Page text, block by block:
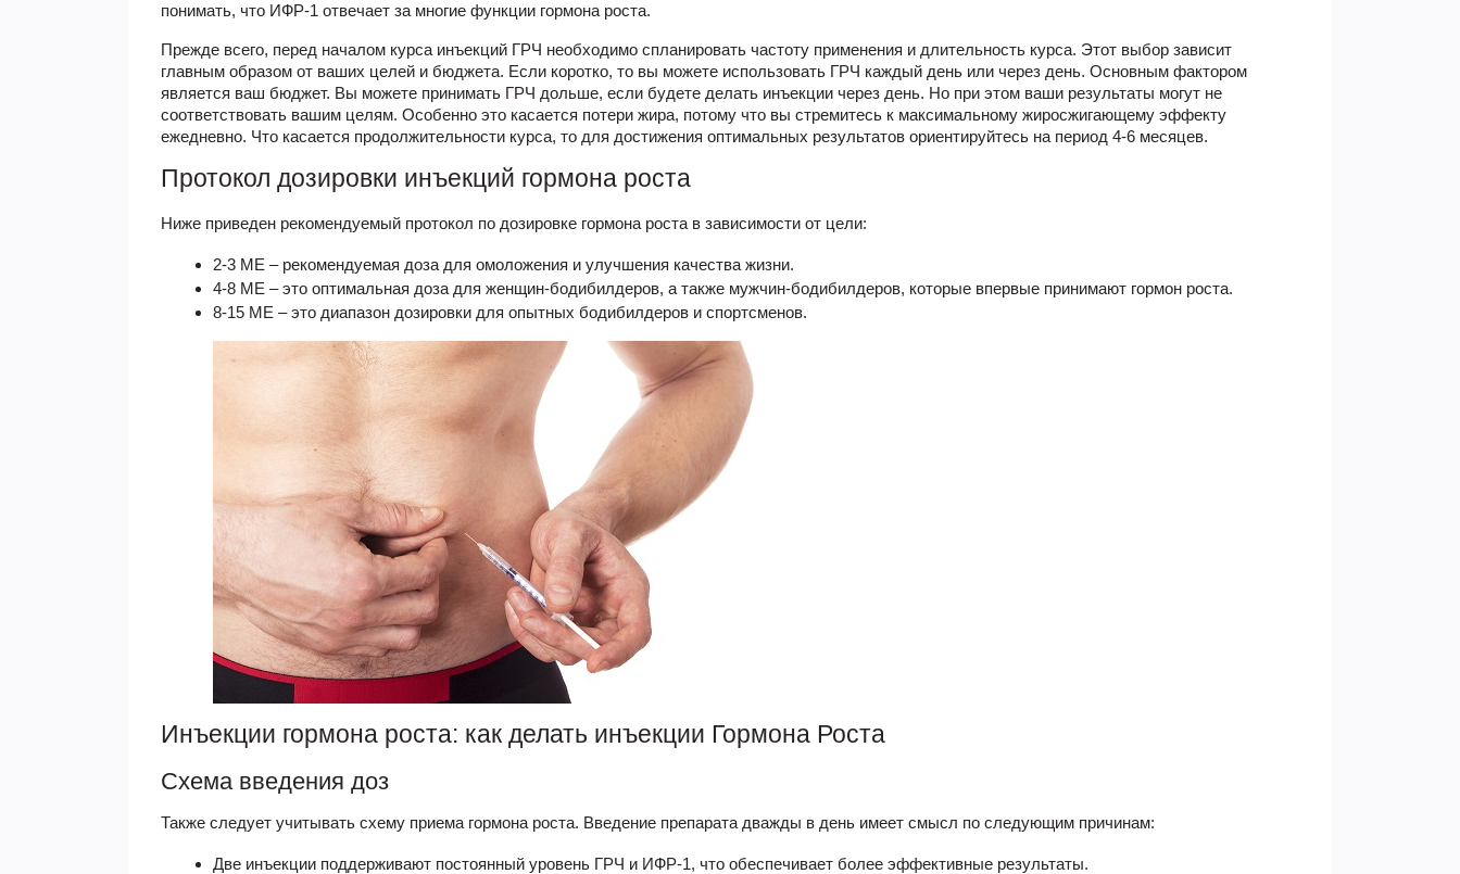
понимать, что ИФР-1 отвечает за многие функции гормона роста.
Прежде всего, перед началом курса инъекций ГРЧ необходимо спланировать частоту применения и длительность курса. Этот выбор зависит
главным образом от ваших целей и бюджета. Если коротко, то вы можете использовать ГРЧ каждый день или через день. Основным фактором
является ваш бюджет. Вы можете принимать ГРЧ дольше, если будете делать инъекции через день. Но при этом ваши результаты могут не
соответствовать вашим целям. Особенно это касается потери жира, потому что вы стремитесь к максимальному жиросжигающему эффекту
ежедневно. Что касается продолжительности курса, то для достижения оптимальных результатов ориентируйтесь на период 4-6 месяцев.
Протокол дозировки инъекций гормона роста
Ниже приведен рекомендуемый протокол по дозировке гормона роста в зависимости от цели:
2-3 МЕ – рекомендуемая доза для омоложения и улучшения качества жизни.
4-8 МЕ – это оптимальная доза для женщин-бодибилдеров, а также мужчин-бодибилдеров, которые впервые принимают гормон роста.
8-15 МЕ – это диапазон дозировки для опытных бодибилдеров и спортсменов.
Инъекции гормона роста: как делать инъекции Гормона Роста
Схема введения доз
Также следует учитывать схему приема гормона роста. Введение препарата дважды в день имеет смысл по следующим причинам:
Две инъекции поддерживают постоянный уровень ГРЧ и ИФР-1, что обеспечивает более эффективные результаты.